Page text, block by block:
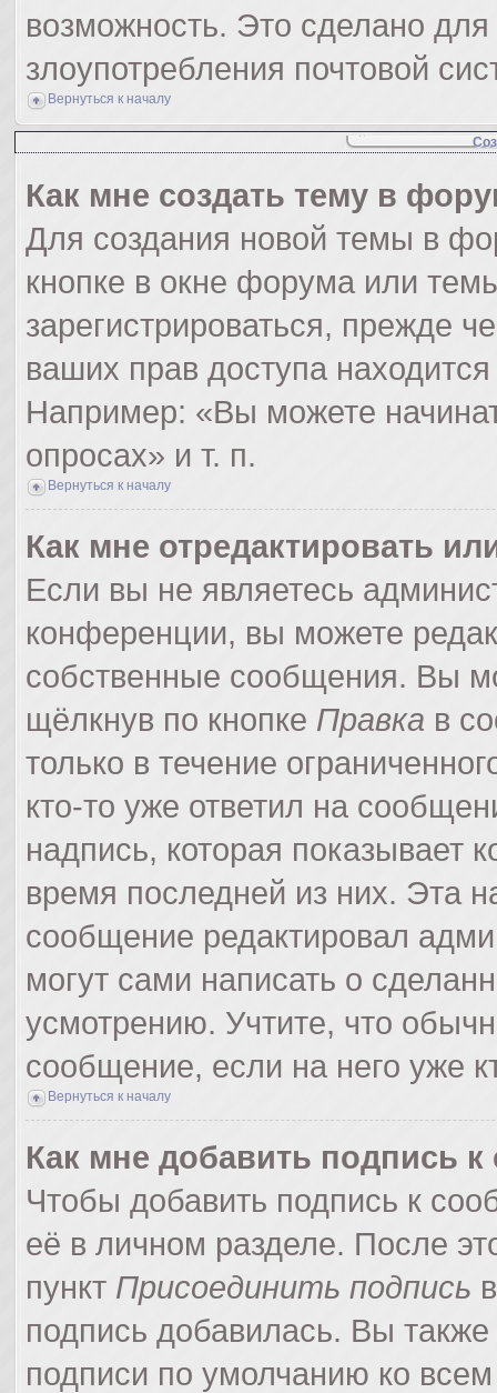
возможность. Это сделано для
злоупотребления почтовой
Вернуться к началу
Как мне создать тему в
Для создания новой темы в
кнопке в окне форума или
зарегистрироваться, прежде
ваших прав доступа
Например: «Вы можете
опросах» и т. п.
Вернуться к началу
Как мне отредактировать
Если вы не являетесь
конференции, вы можете
собственные сообщения. Вы
щёлкнув по кнопке Правка в
только в течение
кто-то уже ответил на
надпись, которая показывает
время последней из них. Эта
сообщение редактировал
могут сами написать о
усмотрению. Учтите, что
сообщение, если на него уже
Вернуться к началу
Как мне добавить подпись
Чтобы добавить подпись к
её в личном разделе. После
пункт Присоединить подпись
подпись добавилась. Вы
подписи по умолчанию ко